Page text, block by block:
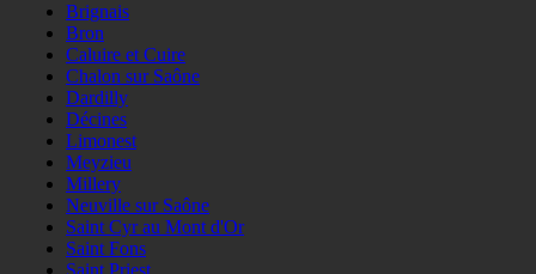
Brignais
Bron
Caluire et Cuire
Chalon sur Saône
Dardilly
Décines
Limonest
Meyzieu
Millery
Neuville sur Saône
Saint Cyr au Mont d'Or
Saint Fons
Saint Priest